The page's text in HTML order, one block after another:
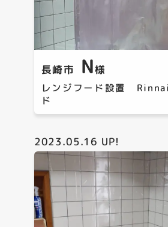
長崎市 N様
レンジフード設置
ド
2023.05.16 UP!